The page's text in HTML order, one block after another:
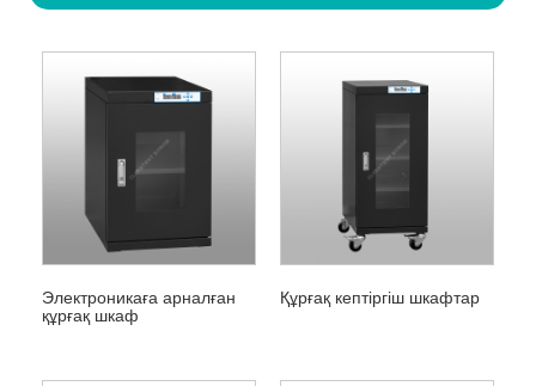
Электроникаға арналған
құрғақ шкаф
Құрғақ кептіргіш шкафтар